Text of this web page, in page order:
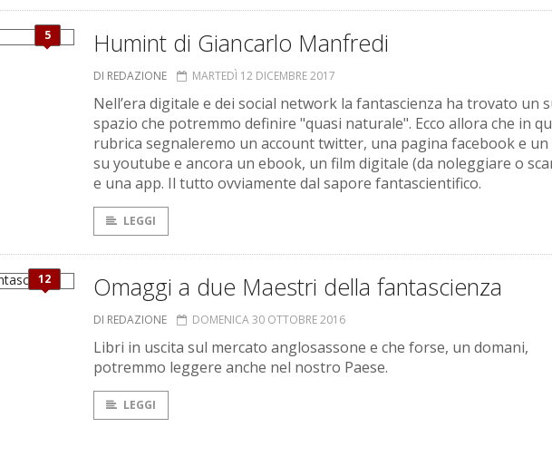
5 Humint di Giancarlo Manfredi
DI REDAZIONE MARTEDÌ 12 DICEMBRE 2017
Nell’era digitale e dei social network la fantascienza ha trovato un
spazio che potremmo definire "quasi naturale". Ecco allora che in
rubrica segnaleremo un account twitter, una pagina facebook e un
su youtube e ancora un ebook, un film digitale (da noleggiare o
e una app. Il tutto ovviamente dal sapore fantascientifico.
LEGGI
12 Omaggi a due Maestri della fantascienza
DI REDAZIONE DOMENICA 30 OTTOBRE 2016
Libri in uscita sul mercato anglosassone e che forse, un domani,
potremmo leggere anche nel nostro Paese.
LEGGI